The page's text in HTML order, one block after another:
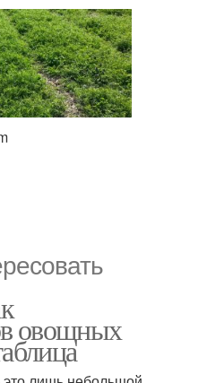
овощных